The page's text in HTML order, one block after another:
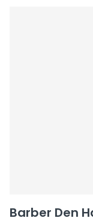
Barber Den